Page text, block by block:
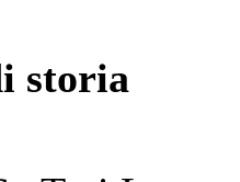
storia